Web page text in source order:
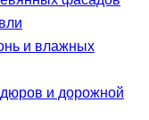
и влажных
и дорожной